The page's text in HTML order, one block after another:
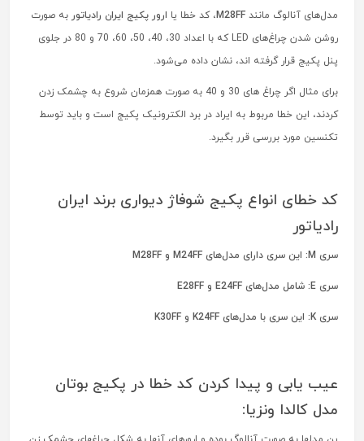
مدل‌های آنالوگ مانند M28FF، کد خطا یا ارور پکیج ایران رادیاتور به صورت
روشن شدن چراغ‌های LED که با اعداد 30، 40، 50، 60، 70 و 80 در جلوی
پنل پکیج قرار گرفته اند، نشان داده می‌شود.
برای مثال اگر چراغ های 30 و 40 به صورت همزمان شروع به چشمک زدن
کردند، این خطا مربوط به ایراد در برد الکترونیک پکیج است و باید توسط
تکنسین مورد بررسی قرر بگیرد.
کد خطای انواع پکیج شوفاژ دیواری برند ایران
رادیاتور
سری M: این سری دارای مدل‌های M24FF و M28FF
سری E: شامل مدل‌های E24FF و E28FF
سری K: این سری با مدل‌های K24FF و K30FF
عیب یابی و پیدا کردن کد خطا در پکیج بوتان
مدل کالدا ونزیا: